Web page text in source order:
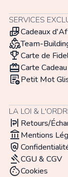
SERVICES
hand_packageCadeaux
diversity_2Team-
trophyCarte de
redeemCarte Cadeau
add_notesPetit Mot
LA LOI &
format_text_wrap Retours/
account_balanceMentions
policy
gavelCGU & CGV
cookieCookies